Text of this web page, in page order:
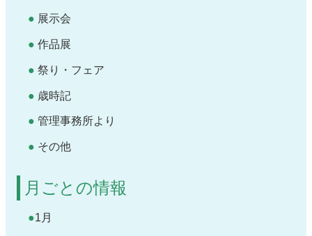
展示会
作品展
祭り・フェア
歳時記
管理事務所より
その他
月ごとの情報
1月